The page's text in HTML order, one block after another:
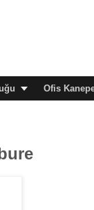
Ofis